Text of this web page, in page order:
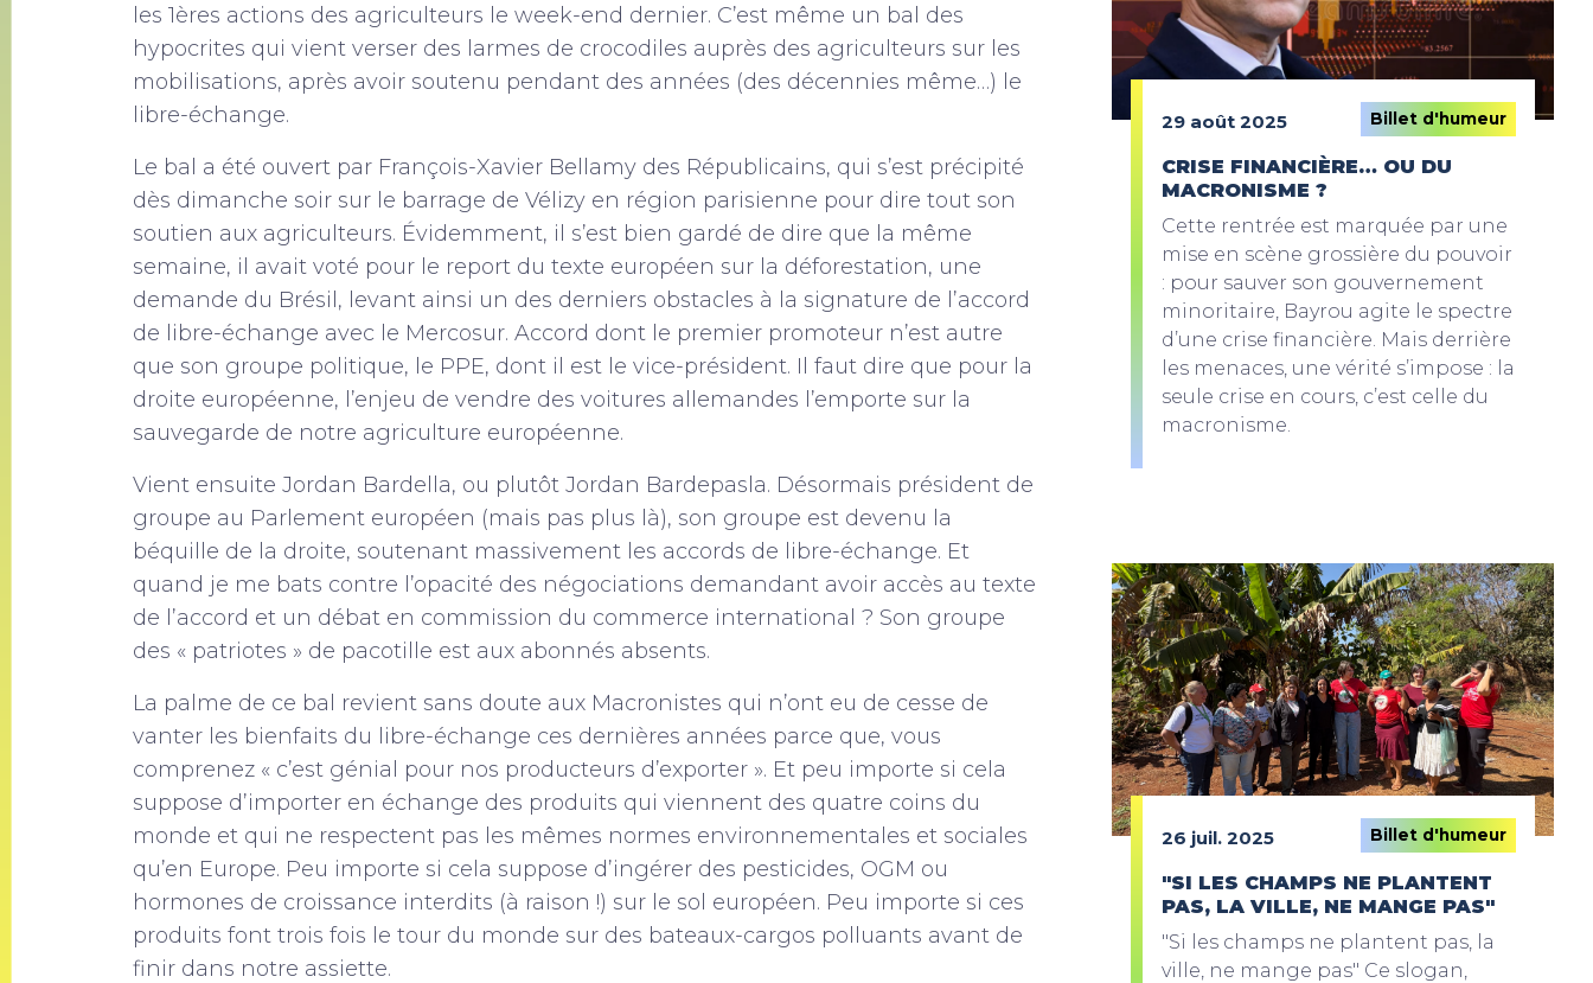
les 1ères actions des agriculteurs le week-end dernier. C’est même un bal des
hypocrites qui vient verser des larmes de crocodiles auprès des agriculteurs sur les
mobilisations, après avoir soutenu pendant des années (des décennies même…) le
libre-échange.
Le bal a été ouvert par François-Xavier Bellamy des Républicains, qui s’est précipité
dès dimanche soir sur le barrage de Vélizy en région parisienne pour dire tout son
soutien aux agriculteurs. Évidemment, il s’est bien gardé de dire que la même
semaine, il avait voté pour le report du texte européen sur la déforestation, une
demande du Brésil, levant ainsi un des derniers obstacles à la signature de l’accord
de libre-échange avec le Mercosur. Accord dont le premier promoteur n’est autre
que son groupe politique, le PPE, dont il est le vice-président. Il faut dire que pour la
droite européenne, l’enjeu de vendre des voitures allemandes l’emporte sur la
sauvegarde de notre agriculture européenne.
Vient ensuite Jordan Bardella, ou plutôt Jordan Bardepasla. Désormais président de
groupe au Parlement européen (mais pas plus là), son groupe est devenu la
béquille de la droite, soutenant massivement les accords de libre-échange. Et
quand je me bats contre l’opacité des négociations demandant avoir accès au texte
de l’accord et un débat en commission du commerce international ? Son groupe
des « patriotes » de pacotille est aux abonnés absents.
La palme de ce bal revient sans doute aux Macronistes qui n’ont eu de cesse de
vanter les bienfaits du libre-échange ces dernières années parce que, vous
comprenez « c’est génial pour nos producteurs d’exporter ». Et peu importe si cela
suppose d’importer en échange des produits qui viennent des quatre coins du
monde et qui ne respectent pas les mêmes normes environnementales et sociales
qu’en Europe. Peu importe si cela suppose d’ingérer des pesticides, OGM ou
hormones de croissance interdits (à raison !) sur le sol européen. Peu importe si ces
produits font trois fois le tour du monde sur des bateaux-cargos polluants avant de
finir dans notre assiette.
29 août 2025 Billet d'humeur
CRISE FINANCIÈRE… OU DU
MACRONISME ?
Cette rentrée est marquée par une
mise en scène grossière du pouvoir
: pour sauver son gouvernement
minoritaire, Bayrou agite le spectre
d’une crise financière. Mais derrière
les menaces, une vérité s’impose : la
seule crise en cours, c’est celle du
macronisme.
26 juil. 2025 Billet d'humeur
"SI LES CHAMPS NE PLANTENT
PAS, LA VILLE, NE MANGE PAS"
"Si les champs ne plantent pas, la
ville, ne mange pas" Ce slogan,